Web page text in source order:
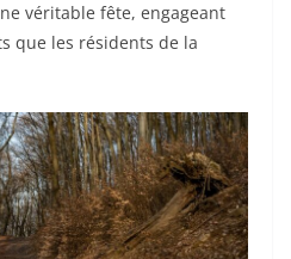
véritable fête, engageant
que les résidents de la